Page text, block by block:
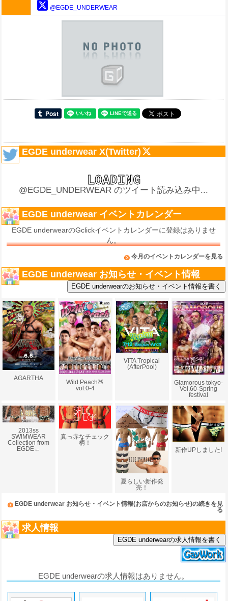
@EGDE_UNDERWEAR
EGDE underwear X(Twitter)
@EGDE_UNDERWEAR のツイート読み込み中...
EGDE underwear イベントカレンダー
EGDE underwearのGclickイベントカレンダーに登録はありませ
ん。
今月のイベントカレンダーを見る
EGDE underwear お知らせ・イベント情報
AGARTHA
Wild Peach🍑
vol.0-4
VITA Tropical
(AfterPool)
Glamorous tokyo-
Vol.60-Spring
festival
2013ss
SWIMWEAR
Collection from
EGDE←
真っ赤なチェック
柄！
夏らしい新作発
売！
新作UPしました!
EGDE underwear お知らせ・イベント情報(お店からのお知らせ)の続きを見
る
求人情報
EGDE underwearの求人情報を書く
EGDE underwearの求人情報はありません。